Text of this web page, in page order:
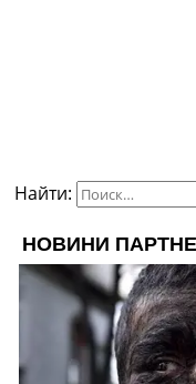
Найти: